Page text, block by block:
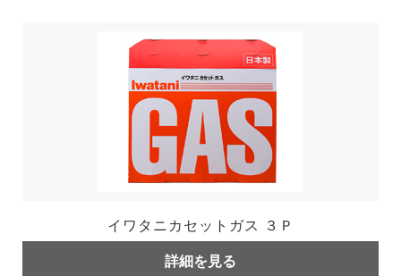
イワタニカセットガス ３Ｐ
詳細を見る